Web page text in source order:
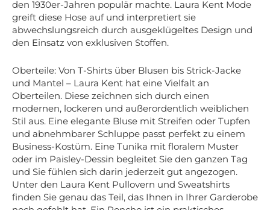
den 1930er-Jahren populär machte. Laura Kent Mode
greift diese Hose auf und interpretiert sie
abwechslungsreich durch ausgeklügeltes Design und
den Einsatz von exklusiven Stoffen.
Oberteile: Von T-Shirts über Blusen bis Strick-Jacke
und Mantel – Laura Kent hat eine Vielfalt an
Oberteilen. Diese zeichnen sich durch einen
modernen, lockeren und außerordentlich weiblichen
Stil aus. Eine elegante Bluse mit Streifen oder Tupfen
und abnehmbarer Schluppe passt perfekt zu einem
Business-Kostüm. Eine Tunika mit floralem Muster
oder im Paisley-Dessin begleitet Sie den ganzen Tag
und Sie fühlen sich darin jederzeit gut angezogen.
Unter den Laura Kent Pullovern und Sweatshirts
finden Sie genau das Teil, das Ihnen in Ihrer Garderobe